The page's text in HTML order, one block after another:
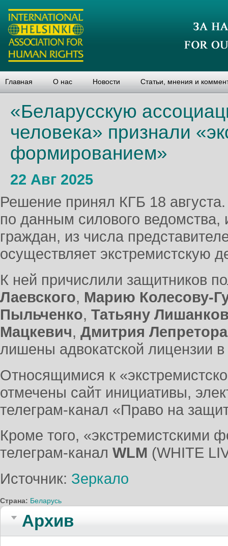
Главная О нас Новости Статьи, мнения и
«Беларусскую
человека» признали
формированием»
22 Авг 2025
Решение принял КГБ 18
по данным силового ведомства,
граждан, из числа
осуществляет экстремистскую
К ней причислили защитников
Лаевского, Марию Колесову-
Пыльченко, Татьяну
Мацкевич, Дмитрия Лепретора
лишены адвокатской лицензии
Относящимися к
отмечены сайт инициативы,
телеграм-канал «Право на
Кроме того, «экстремистскими
телеграм-канал WLM (WHITE
Источник: Зеркало
Страна: Беларусь
Архив